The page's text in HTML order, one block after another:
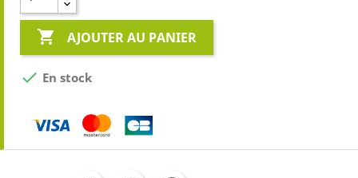
 AJOUTER AU PANIER
 En stock